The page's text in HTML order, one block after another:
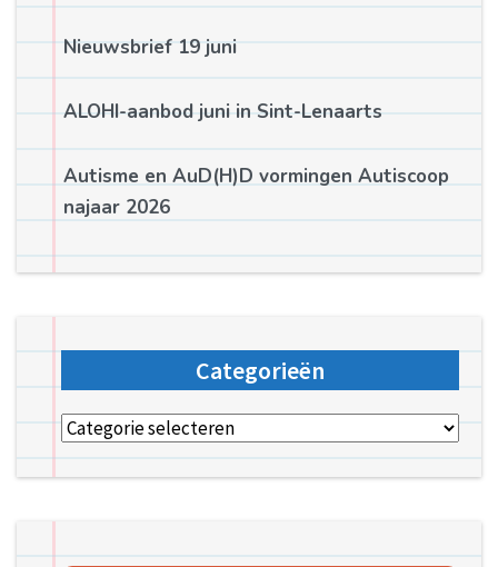
Nieuwsbrief 19 juni
ALOHI-aanbod juni in Sint-Lenaarts
Autisme en AuD(H)D vormingen Autiscoop
najaar 2026
Categorieën
Categorieën